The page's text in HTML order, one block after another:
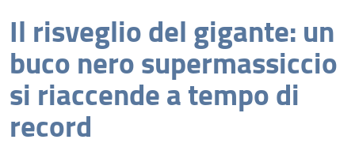
Il risveglio del gigante: un
buco nero supermassiccio
si riaccende a tempo di
record
News recenti
Archivio